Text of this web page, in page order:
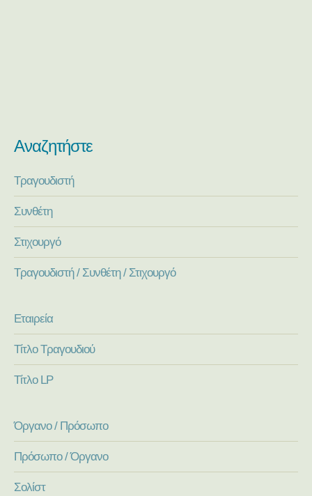
Αναζητήστε
Τραγουδιστή
Συνθέτη
Στιχουργό
Τραγουδιστή / Συνθέτη / Στιχουργό
Εταιρεία
Τίτλο Τραγουδιού
Τίτλο LP
Όργανο / Πρόσωπο
Πρόσωπο / Όργανο
Σολίστ